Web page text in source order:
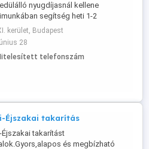
nyugdíjasnál kellene
segítség heti 1-2
1-2 órában. Takarítás,
strb. esetenkénti vagy havi fix
Lakás a Kelenföldi
közelében van, vidékieknek
kerület, Budapest
28
telefonszám
Éjszakai takarítás
Éjszakai takarítást
és megbízható